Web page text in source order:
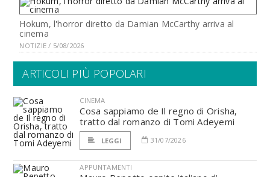
Hokum, l'horror diretto da Damian McCarthy arriva al
cinema
NOTIZIE / 5/08/2026
ARTICOLI PIÙ POPOLARI
CINEMA
Cosa sappiamo de Il regno di Orisha,
tratto dal romanzo di Tomi Adeyemi
LEGGI 31/07/2026
APPUNTAMENTI